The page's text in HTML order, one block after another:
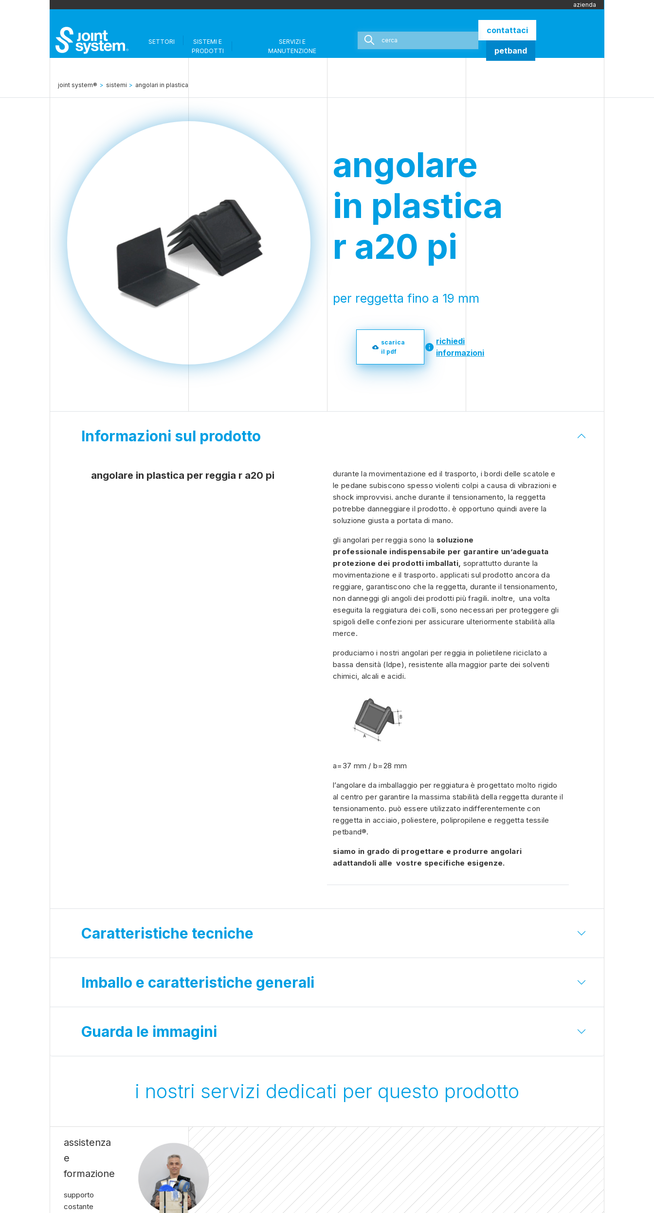
azienda
SETTORI
SISTEMI E
PRODOTTI
SERVIZI E
MANUTENZIONE
contattaci
petband
joint system® > sistemi > angolari in plastica
angolare
in plastica
r a20 pi
per reggetta fino a 19 mm
scarica
il pdf
richiedi
informazioni
Informazioni sul prodotto
angolare in plastica per reggia r a20 pi
durante la movimentazione ed il trasporto, i bordi delle scatole e
le pedane subiscono spesso violenti colpi a causa di vibrazioni e
shock improvvisi. anche durante il tensionamento, la reggetta
potrebbe danneggiare il prodotto. è opportuno quindi avere la
soluzione giusta a portata di mano.
gli angolari per reggia sono la soluzione
professionale indispensabile per garantire un’adeguata
protezione dei prodotti imballati, soprattutto durante la
movimentazione e il trasporto. applicati sul prodotto ancora da
reggiare, garantiscono che la reggetta, durante il tensionamento,
non danneggi gli angoli dei prodotti più fragili. inoltre, una volta
eseguita la reggiatura dei colli, sono necessari per proteggere gli
spigoli delle confezioni per assicurare ulteriormente stabilità alla
merce.
produciamo i nostri angolari per reggia in polietilene riciclato a
bassa densità (ldpe), resistente alla maggior parte dei solventi
chimici, alcali e acidi.
a=37 mm / b=28 mm
l’angolare da imballaggio per reggiatura è progettato molto rigido
al centro per garantire la massima stabilità della reggetta durante il
tensionamento. può essere utilizzato indifferentemente con
reggetta in acciaio, poliestere, polipropilene e reggetta tessile
petband®.
siamo in grado di progettare e produrre angolari
adattandoli alle vostre specifiche esigenze.
Caratteristiche tecniche
Imballo e caratteristiche generali
Guarda le immagini
i nostri servizi dedicati per questo prodotto
assistenza
e
formazione
supporto
costante